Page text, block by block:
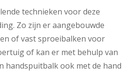
technieken voor deze
Zo zijn er aangebouwde
of vast sproeibalken voor
of kan er met behulp van
handspuitbalk ook met de hand